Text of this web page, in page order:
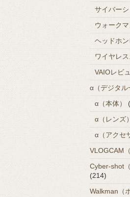
サイバー
ウォーク
ヘッドホ
ワイヤレ
VAIOレビ
α（デジタル
α（本体）
α（レンズ）
α（アクセ
VLOGCAM
Cyber-shot
(214)
Walkman（